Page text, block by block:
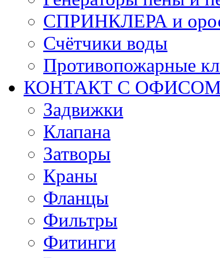
СПРИНКЛЕРА и
Счётчики воды
Противопожарные
КОНТАКТ С ОФИСОМ
Задвижки
Клапана
Затворы
Краны
Фланцы
Фильтры
Фитинги